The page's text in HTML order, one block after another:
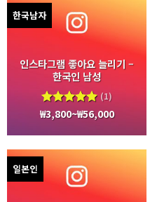
한국남자
인스타그램 좋아요 늘리기 –
한국인 남성
5 중에서
5.00
평가됨
(1)
₩3,800~₩56,000
일본인